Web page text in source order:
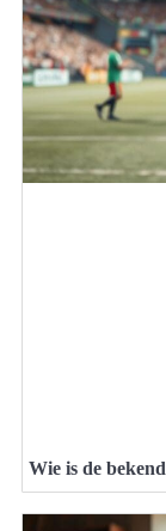
Wie is de